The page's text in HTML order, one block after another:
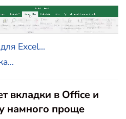
Excel...
вкладки в Office и
намного проще